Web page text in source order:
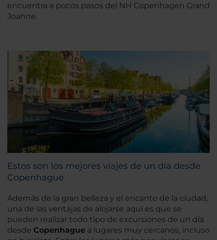
encuentra a pocos pasos del NH Copenhagen Grand
Joanne.
Estos son los mejores viajes de un día desde
Copenhague
Además de la gran belleza y el encanto de la ciudad,
una de las ventajas de alojarse aquí es que se
pueden realizar todo tipo de excursiones de un día
desde Copenhague a lugares muy cercanos, incluso